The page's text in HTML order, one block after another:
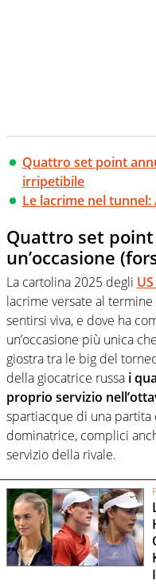
Quattro set point
irripetibile
Le lacrime nel
Quattro set
un’occasione
La cartolina 2025 degli
lacrime versate al
sentirsi viva, e dove ha
un’occasione più unica
giostra tra le big del
della giocatrice russa i
proprio servizio
spartiacque di una partita
dominatrice, complici
servizio della rivale.